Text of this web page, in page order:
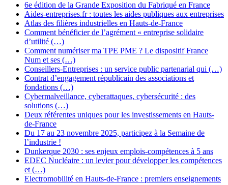
6e édition de la Grande Exposition du Fabriqué en France
Aides-entreprises.fr : toutes les aides publiques aux entreprises
Atlas des filières industrielles en Hauts-de-France
Comment bénéficier de l’agrément « entreprise solidaire
d’utilité (…)
Comment numériser ma TPE PME ? Le dispositif France
Num et ses (…)
Conseillers-Entreprises : un service public partenarial qui (…)
Contrat d’engagement républicain des associations et
fondations (…)
Cybermalveillance, cyberattaques, cybersécurité : des
solutions (…)
Deux référentes uniques pour les investissements en Hauts-
de-France
Du 17 au 23 novembre 2025, participez à la Semaine de
l’industrie !
Dunkerque 2030 : ses enjeux emplois-compétences à 5 ans
EDEC Nucléaire : un levier pour développer les compétences
et (…)
Electromobilité en Hauts-de-France : premiers enseignements